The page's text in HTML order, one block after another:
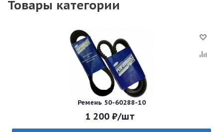
Товары категории
Ремень 50-60288-10
1 200₽/шт